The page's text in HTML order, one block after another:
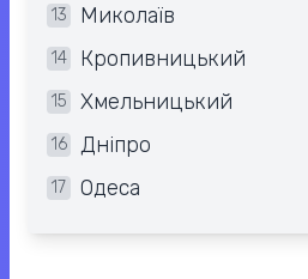
13 Миколаїв
14 Кропивницький
15 Хмельницький
16 Дніпро
17 Одеса